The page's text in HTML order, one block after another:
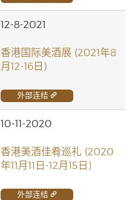
12-8-2021
香港国际美酒展 (2021年8
月12-16日)
外部连结
10-11-2020
香港美酒佳肴巡礼 (2020
年11月11日-12月15日)
外部连结